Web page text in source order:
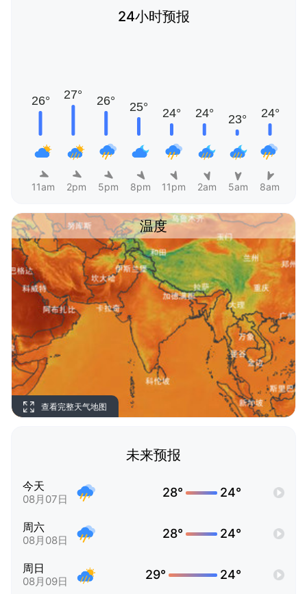
24小时预报
11am 2pm 5pm 8pm 11pm 2am 5am 8am
温度
查看完整天气地图
未来预报
今天
08月07日 28° 24°
周六
08月08日 28° 24°
周日
08月09日 29° 24°